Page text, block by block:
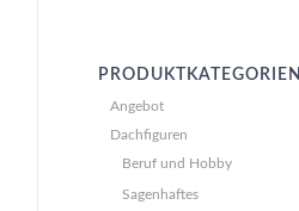
PRODUKTKATEGORIEN
Angebot
Dachfiguren
Beruf und Hobby
Sagenhaftes